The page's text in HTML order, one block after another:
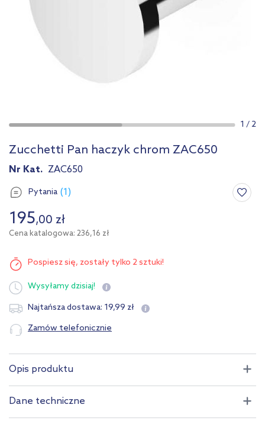
1 /2
Zucchetti Pan haczyk chrom ZAC650
Nr Kat. ZAC650
Pytania (1)
195,00 zł
Cena katalogowa: 236,16 zł
Pospiesz się, zostały tylko 2 sztuki!
Wysyłamydzisiaj!
Najtańsza dostawa: 19,99 zł
Zamów telefonicznie
Opis produktu
Dane techniczne